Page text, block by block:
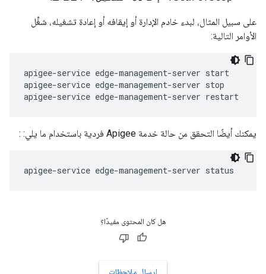
على سبيل المثال، لبدء خادم الإدارة أو إيقافه أو إعادة تشغيله، شغِّل
الأوامر التالية:
apigee-service edge-management-server start
apigee-service edge-management-server stop
apigee-service edge-management-server restart
يمكنك أيضًا التحقق من حالة خدمة Apigee فردية باستخدام ما يلي: :
apigee-service edge-management-server status
هل كان المحتوى مفيدًا؟
إرسال ملاحظات